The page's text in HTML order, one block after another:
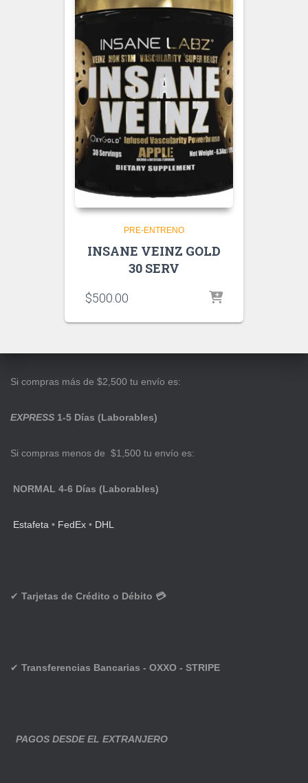
PRE-ENTRENO
INSANE VEINZ GOLD
30 SERV
$500.00
Si compras más de $2,500 tu envío es:
EXPRESS 1-5 Días (Laborables)
Si compras menos de $1,500 tu envío es:
NORMAL 4-6 Días (Laborables)
Estafeta • FedEx • DHL
✔ Tarjetas de Crédito o Débito 💳
✔ Transferencias Bancarias - OXXO - STRIPE
PAGOS DESDE EL EXTRANJERO